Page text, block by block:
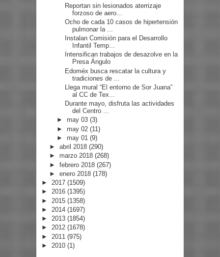
Reportan sin lesionados aterrizaje
forzoso de aero...
Ocho de cada 10 casos de hipertensión
pulmonar la ...
Instalan Comisión para el Desarrollo
Infantil Temp...
Intensifican trabajos de desazolve en la
Presa Ángulo
Edoméx busca rescatar la cultura y
tradiciones de ...
Llega mural “El entorno de Sor Juana”
al CC de Tex...
Durante mayo, disfruta las actividades
del Centro ...
► may 03(3)
► may 02(11)
► may 01(9)
► abril 2018 (290)
► marzo 2018 (268)
► febrero 2018 (267)
► enero 2018 (178)
► 2017 (1509)
► 2016 (1395)
► 2015 (1358)
► 2014 (1697)
► 2013 (1854)
► 2012 (1678)
► 2011 (975)
► 2010 (1)